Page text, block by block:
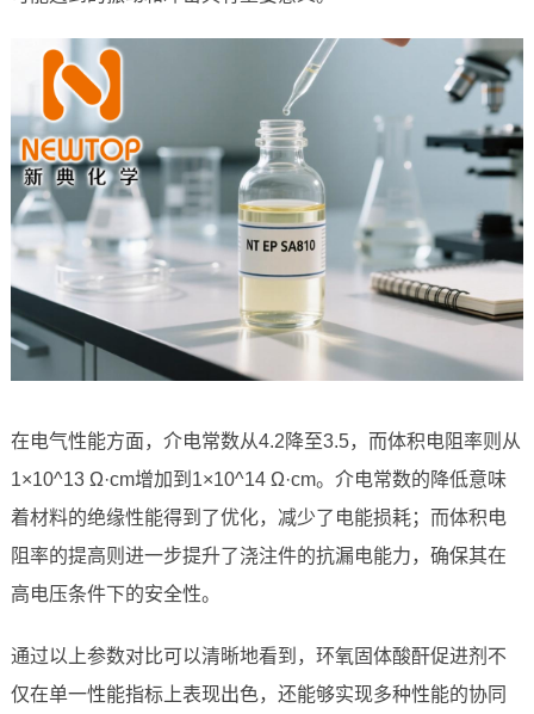
在电气性能方面，介电常数从4.2降至3.5，而体积电阻率则从
1×10^13 Ω·cm增加到1×10^14 Ω·cm。介电常数的降低意味
着材料的绝缘性能得到了优化，减少了电能损耗；而体积电
阻率的提高则进一步提升了浇注件的抗漏电能力，确保其在
高电压条件下的安全性。
通过以上参数对比可以清晰地看到，环氧固体酸酐促进剂不
仅在单一性能指标上表现出色，还能够实现多种性能的协同